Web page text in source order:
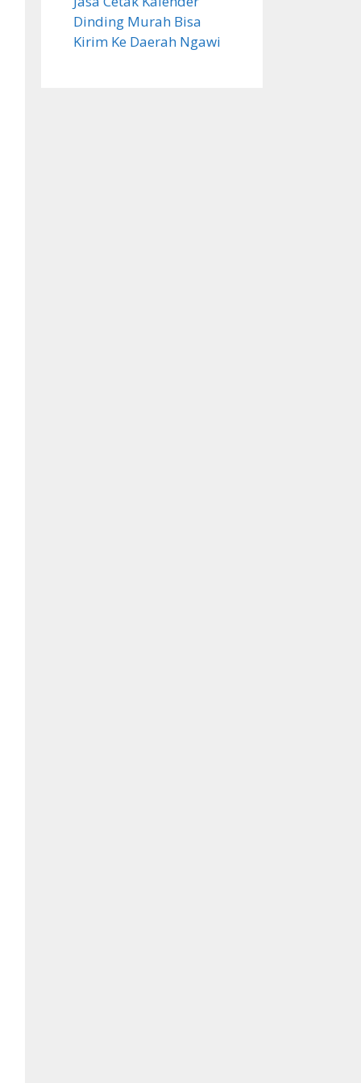
Dinding Murah Bisa
Kirim Ke Daerah Ngawi